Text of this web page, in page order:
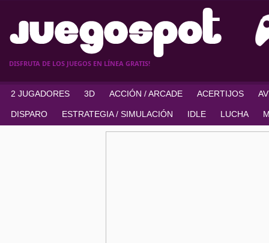
DISFRUTA DE LOS JUEGOS EN LÍNEA GRATIS!
2 JUGADORES 3D ACCIÓN / ARCADE ACERTIJOS
DISPARO ESTRATEGIA / SIMULACIÓN IDLE LUCHA